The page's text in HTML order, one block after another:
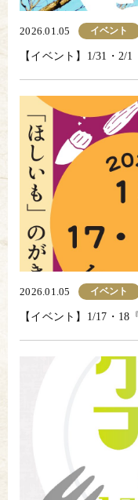
2026.01.05 イベント
【イベント】1/31・2/
2026.01.05 イベント
【イベント】1/17・